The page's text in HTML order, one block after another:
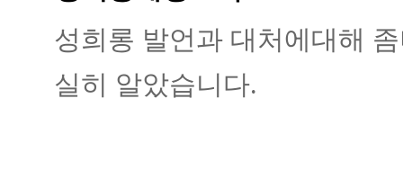
성희롱 발언과 대처에대해
실히 알았습니다.